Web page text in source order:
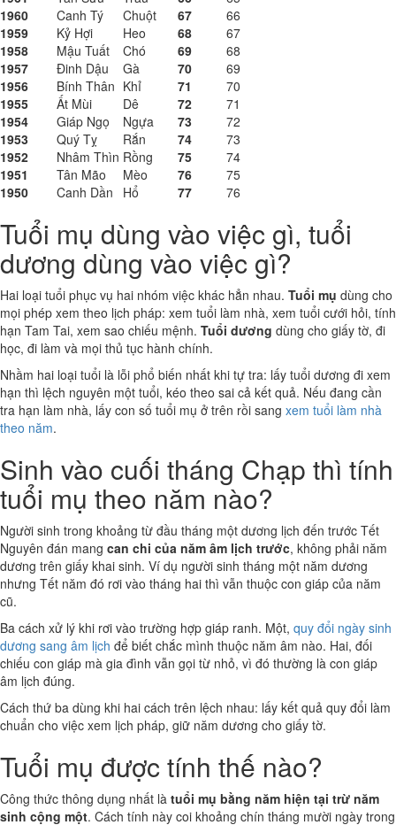
1960
Canh Tý Chuột 67
66
1959
Kỷ Hợi Heo 68
67
1958
Mậu Tuất Chó 69
68
1957
Đinh Dậu Gà 70
69
1956
Bính Thân Khỉ 71
70
1955
Ất Mùi Dê 72
71
1954
Giáp Ngọ Ngựa 73
72
1953
Quý Tỵ Rắn 74
73
1952
Nhâm Thìn Rồng 75
74
1951
Tân Mão Mèo 76
75
1950
Canh Dần Hổ 77 76
Tuổi mụ dùng vào việc gì, tuổi
dương dùng vào việc gì?
Hai loại tuổi phục vụ hai nhóm việc khác hẳn nhau. Tuổi mụ dùng cho
mọi phép xem theo lịch pháp: xem tuổi làm nhà, xem tuổi cưới hỏi, tính
hạn Tam Tai, xem sao chiếu mệnh. Tuổi dương dùng cho giấy tờ, đi
học, đi làm và mọi thủ tục hành chính.
Nhầm hai loại tuổi là lỗi phổ biến nhất khi tự tra: lấy tuổi dương đi xem
hạn thì lệch nguyên một tuổi, kéo theo sai cả kết quả. Nếu đang cần
tra hạn làm nhà, lấy con số tuổi mụ ở trên rồi sang xem tuổi làm nhà
theo năm.
Sinh vào cuối tháng Chạp thì tính
tuổi mụ theo năm nào?
Người sinh trong khoảng từ đầu tháng một dương lịch đến trước Tết
Nguyên đán mang can chi của năm âm lịch trước, không phải năm
dương trên giấy khai sinh. Ví dụ người sinh tháng một năm dương
nhưng Tết năm đó rơi vào tháng hai thì vẫn thuộc con giáp của năm
cũ.
Ba cách xử lý khi rơi vào trường hợp giáp ranh. Một, quy đổi ngày sinh
dương sang âm lịch để biết chắc mình thuộc năm âm nào. Hai, đối
chiếu con giáp mà gia đình vẫn gọi từ nhỏ, vì đó thường là con giáp
âm lịch đúng.
Cách thứ ba dùng khi hai cách trên lệch nhau: lấy kết quả quy đổi làm
chuẩn cho việc xem lịch pháp, giữ năm dương cho giấy tờ.
Tuổi mụ được tính thế nào?
Công thức thông dụng nhất là tuổi mụ bằng năm hiện tại trừ năm
sinh cộng một. Cách tính này coi khoảng chín tháng mười ngày trong